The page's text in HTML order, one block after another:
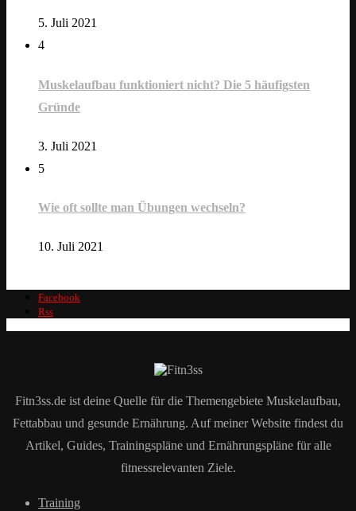
5. Juli 2021
4
Muskelaufbau funktioniert nicht? Die 5 häufigsten
Gründe
3. Juli 2021
5
Wie oft sollte man Übungen wechseln?
10. Juli 2021
Facebook
Rss
Fitn3ss.de ist deine Quelle für die Themengebiete Muskelaufbau,
Fettabbau und gesunde Ernährung. Auf meiner Website findest du
Artikel, Guides, Trainingspläne und Ernährungspläne für alle
fitnessrelevanten Ziele.
Training